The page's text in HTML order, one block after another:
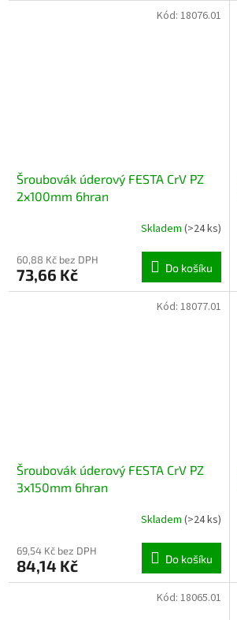
Šroubovák úderový FESTA CrV PZ
2x100mm 6hran
Skladem (>24 ks)
60,88 Kč bez DPH
73,66 Kč Do košíku
Kód: 18076.01
Šroubovák úderový FESTA CrV PZ
3x150mm 6hran
Skladem (>24 ks)
69,54 Kč bez DPH
84,14 Kč Do košíku
Kód: 18077.01
Kód: 18065.01